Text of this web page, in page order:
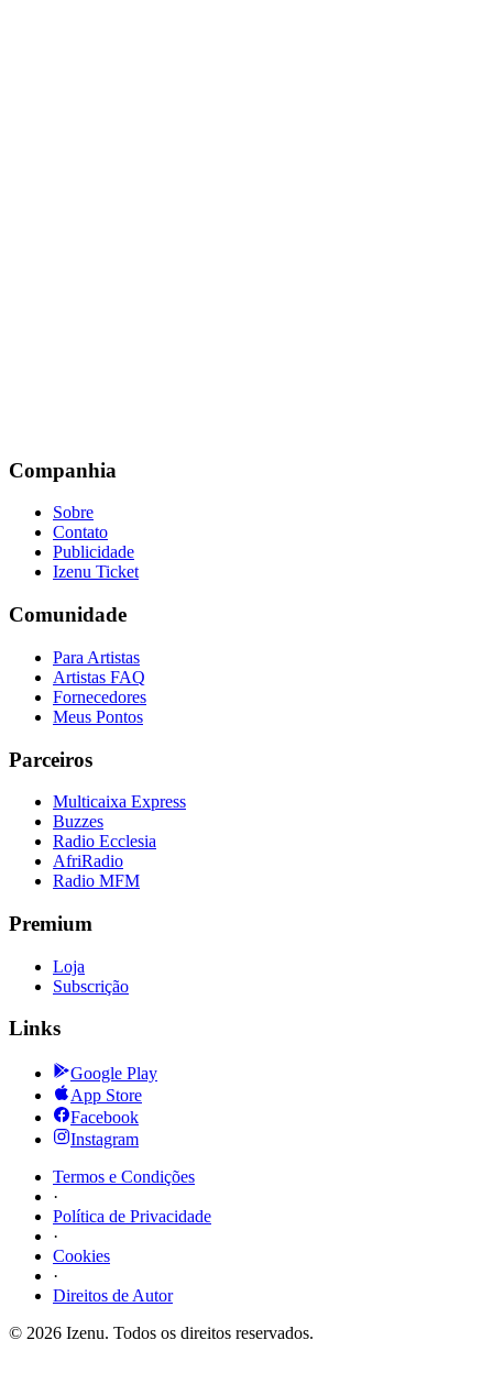
Companhia
Sobre
Contato
Publicidade
Izenu Ticket
Comunidade
Para Artistas
Artistas FAQ
Fornecedores
Meus Pontos
Parceiros
Multicaixa Express
Buzzes
Radio Ecclesia
AfriRadio
Radio MFM
Premium
Loja
Subscrição
Links
Google Play
App Store
Facebook
Instagram
Termos e Condições
·
Política de Privacidade
·
Cookies
·
Direitos de Autor
© 2026 Izenu. Todos os direitos reservados.